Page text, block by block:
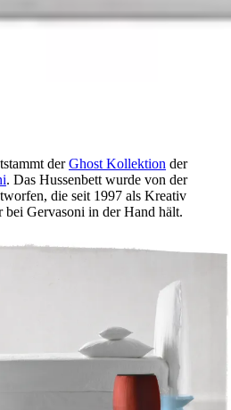
derGhost Kollektion der
. Das Hussenbett wurde von der
die seit 1997 als Kreativ
Gervasoni in der Hand hält.